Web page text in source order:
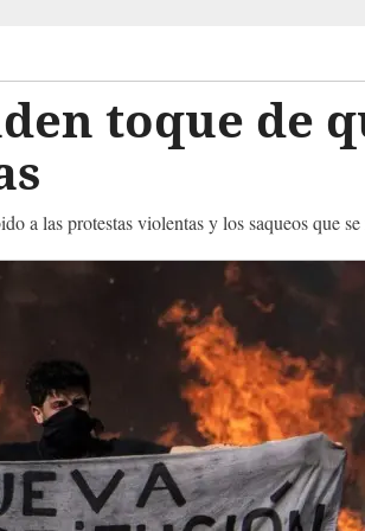
toque de
a las protestas violentas y los saqueos que